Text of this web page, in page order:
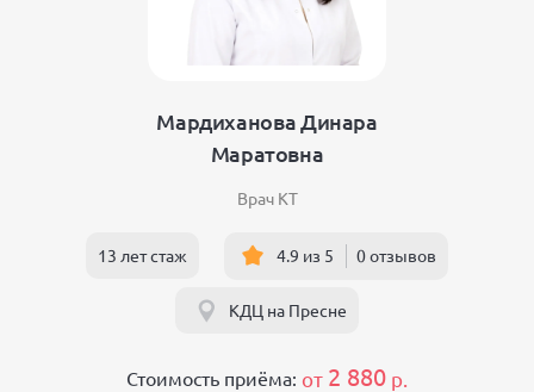
Мардиханова Динара
Маратовна
Врач КТ
13 лет стаж 4.9 из 5 0 отзывов
КДЦ на Пресне
Стоимость приёма: от 2 880 р.